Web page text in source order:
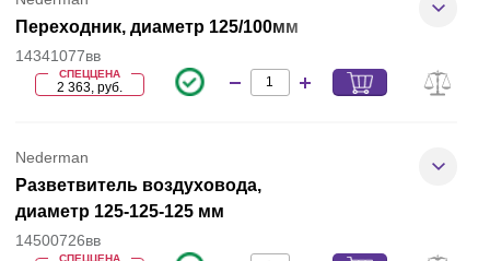
Переходник, диаметр 125/100мм
14341077вв
СПЕЦЦЕНА
2 363, руб.
Nederman
Разветвитель воздуховода,
диаметр 125-125-125 мм
14500726вв
СПЕЦЦЕНА